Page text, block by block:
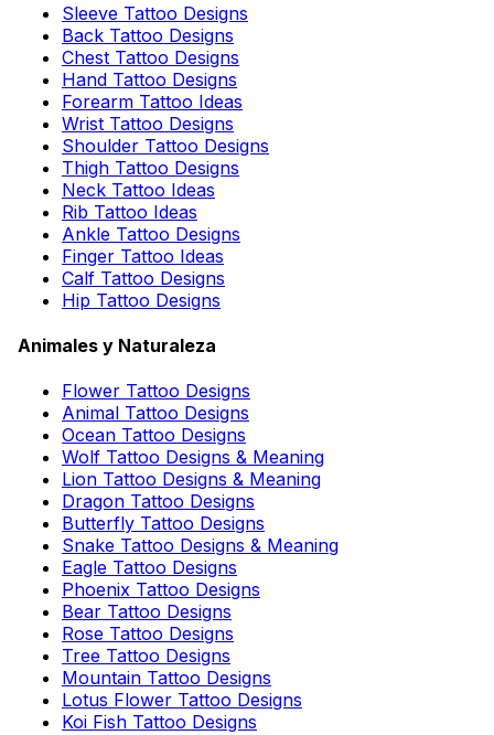
Sleeve Tattoo Designs
Back Tattoo Designs
Chest Tattoo Designs
Hand Tattoo Designs
Forearm Tattoo Ideas
Wrist Tattoo Designs
Shoulder Tattoo Designs
Thigh Tattoo Designs
Neck Tattoo Ideas
Rib Tattoo Ideas
Ankle Tattoo Designs
Finger Tattoo Ideas
Calf Tattoo Designs
Hip Tattoo Designs
Animales y Naturaleza
Flower Tattoo Designs
Animal Tattoo Designs
Ocean Tattoo Designs
Wolf Tattoo Designs & Meaning
Lion Tattoo Designs & Meaning
Dragon Tattoo Designs
Butterfly Tattoo Designs
Snake Tattoo Designs & Meaning
Eagle Tattoo Designs
Phoenix Tattoo Designs
Bear Tattoo Designs
Rose Tattoo Designs
Tree Tattoo Designs
Mountain Tattoo Designs
Lotus Flower Tattoo Designs
Koi Fish Tattoo Designs